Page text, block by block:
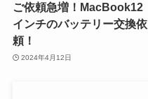
ご依頼急増！MacBook12
インチのバッテリー交換依
頼！
2024年4月12日